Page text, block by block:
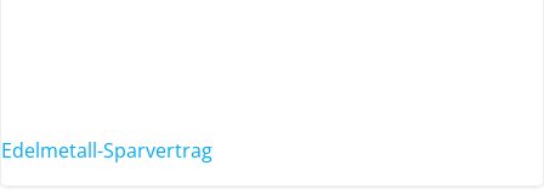
Edelmetall-Sparvertrag